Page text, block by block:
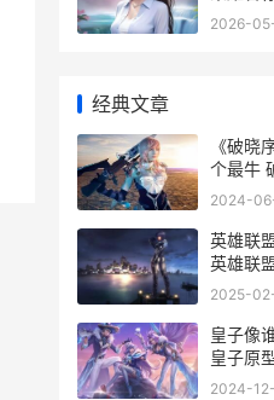
2026-
经典文章
《破晓
个最牛
2024-
英雄联
英雄联
备
2025-
皇子像
皇子原
2024-